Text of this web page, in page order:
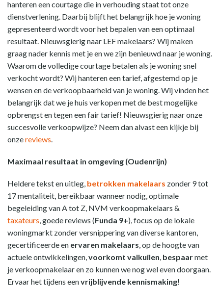
hanteren een courtage die in verhouding staat tot onze
dienstverlening. Daarbij blijft het belangrijk hoe je woning
gepresenteerd wordt voor het bepalen van een optimaal
resultaat. Nieuwsgierig naar LEF makelaars? Wij maken
graag nader kennis met je en we zijn benieuwd naar je woning.
Waarom de volledige courtage betalen als je woning snel
verkocht wordt? Wij hanteren een tarief, afgestemd op je
wensen en de verkoopbaarheid van je woning. Wij vinden het
belangrijk dat we je huis verkopen met de best mogelijke
opbrengst en tegen een fair tarief! Nieuwsgierig naar onze
succesvolle verkoopwijze? Neem dan alvast een kijkje bij
onzereviews.
Maximaal resultaat in omgeving (Oudenrijn)
Heldere tekst en uitleg, betrokken makelaars zonder 9 tot
17 mentaliteit, bereikbaar wanneer nodig, optimale
begeleiding van A tot Z, NVM verkoopmakelaars &
taxateurs, goede reviews (Funda 9+), focus op de lokale
woningmarkt zonder versnippering van diverse kantoren,
gecertificeerde en ervaren makelaars, op de hoogte van
actuele ontwikkelingen,voorkomt valkuilen, bespaarmet
je verkoopmakelaar en zo kunnen we nog wel even doorgaan.
Ervaar het tijdens eenvrijblijvende kennismaking!